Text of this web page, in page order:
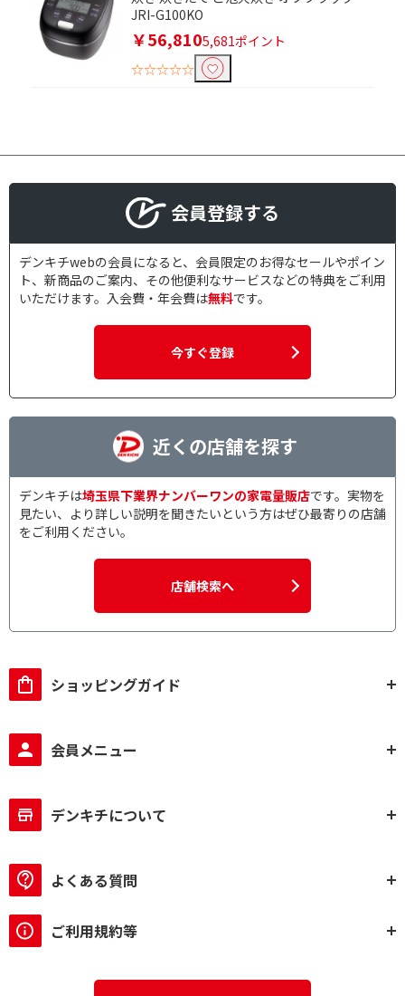
乾燥機能あり
給水方式で絞り込む
設置工事で絞り込む
設置工事必要 設置工事不要
トースター枚数で絞り込む
１枚
２枚
３枚
４枚
0.8～0.89L
0.6～0.69L
1.0～1.9L
3.0～3.9L
1.0斤
1.0斤～2.0斤
500ml未満
有
有
給湯タイプで絞り込む
蒸気レス/セーブ機能で絞り込む
JRI-G100KO
￥56,8105,681ポイント
☆☆☆☆☆
会員登録する
デンキチwebの会員になると、会員限定のお得なセールやポイン
ト、新商品のご案内、その他便利なサービスなどの特典をご利用
いただけます。入会費・年会費は無料です。
今すぐ登録
近くの店舗を探す
デンキチは埼玉県下業界ナンバーワンの家電量販店です。実物を
見たい、より詳しい説明を聞きたいという方はぜひ最寄りの店舗
をご利用ください。
店舗検索へ
ショッピングガイド
会員メニュー
デンキチについて
よくある質問
ご利用規約等